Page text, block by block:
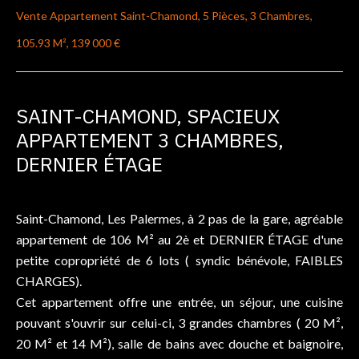
Vente Appartement Saint-Chamond, 5 Pièces, 3 Chambres,
105.93 M², 139 000 €
SAINT-CHAMOND, SPACIEUX
APPARTEMENT 3 CHAMBRES,
DERNIER ÉTAGE
Saint-Chamond, Les Palermes, à 2 pas de la gare, agréable
appartement de 106 M² au 2è et DERNIER ÉTAGE d'une
petite copropriété de 6 lots ( syndic bénévole, FAIBLES
CHARGES).
Cet appartement offre une entrée, un séjour, une cuisine
pouvant s'ouvrir sur celui-ci, 3 grandes chambres ( 20 M²,
20 M² et 14 M²), salle de bains avec douche et baignoire,